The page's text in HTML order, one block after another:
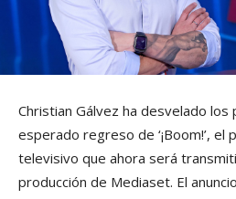
Christian Gálvez ha desvelado
esperado regreso de ‘¡Boom!’, el
televisivo que ahora será
producción de Mediaset. El